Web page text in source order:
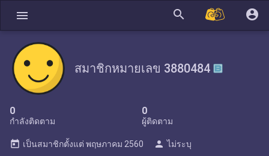
menu search account_circle
สมาชิกหมายเลข 3880484
0
กำลังติดตาม
0
ผู้ติดตาม
today เป็นสมาชิกตั้งแต่ พฤษภาคม 2560 person ไม่ระบุ